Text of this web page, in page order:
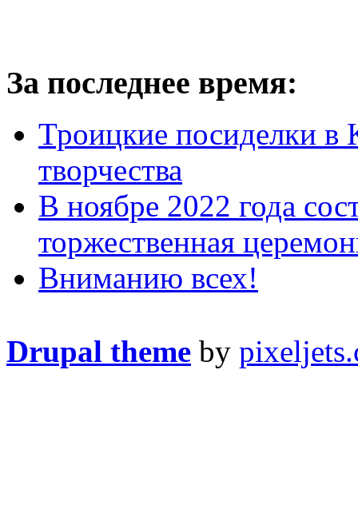
За последнее время:
Троицкие посиделки в
творчества
В ноябре 2022 года
торжественная
Вниманию всех!
Drupal theme by